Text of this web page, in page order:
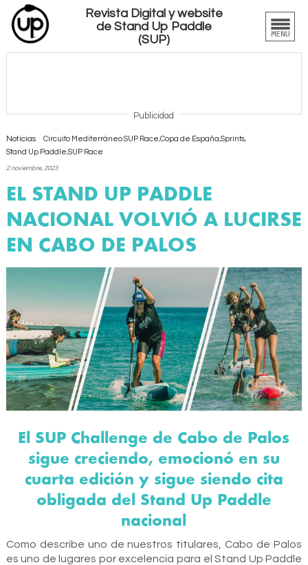
Revista Digital y website
de Stand Up Paddle
(SUP)
Publicidad
Noticias Circuito Mediterráneo SUP Race,Copa de España,Sprints,
Stand Up Paddle,SUP Race
2 noviembre, 2023
EL STAND UP PADDLE
NACIONAL VOLVIÓ A LUCIRSE
EN CABO DE PALOS
El SUP Challenge de Cabo de Palos
sigue creciendo, emocionó en su
cuarta edición y sigue siendo cita
obligada del Stand Up Paddle
nacional
Como describe uno de nuestros titulares, Cabo de Palos
es uno de lugares por excelencia para el Stand Up Paddle